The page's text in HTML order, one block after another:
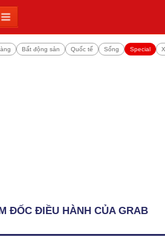
Bất động sản Quốc tế Sống Special
ĐỐC ĐIỀU HÀNH CỦA GRAB